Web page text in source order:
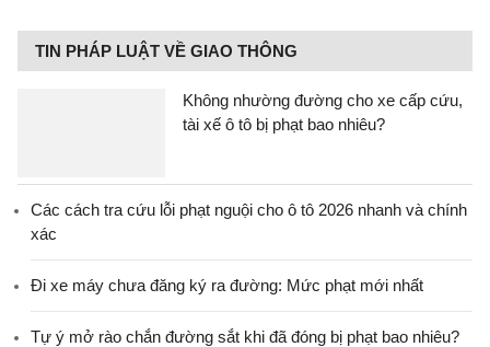
TIN PHÁP LUẬT VỀ GIAO THÔNG
Không nhường đường cho xe cấp cứu,
tài xế ô tô bị phạt bao nhiêu?
Các cách tra cứu lỗi phạt nguội cho ô tô 2026 nhanh và chính
xác
Đi xe máy chưa đăng ký ra đường: Mức phạt mới nhất
Tự ý mở rào chắn đường sắt khi đã đóng bị phạt bao nhiêu?